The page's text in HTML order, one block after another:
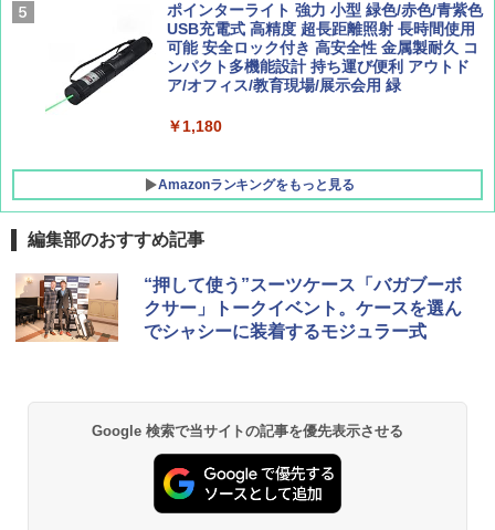
[キャンパーズコレクション 山善] 傘みたいに
広げるだけ パッとサッとテント キューブ ブ
ラックコーティング フルクローズ メッシュ 3
人用 簡単設置 ポップアップテント PATC-15
0B エクルベージュ
￥10,990
ポインターライト 強力 小型 緑色/赤色/青紫色
USB充電式 高精度 超長距離照射 長時間使用
可能 安全ロック付き 高安全性 金属製耐久 コ
ンパクト多機能設計 持ち運び便利 アウトド
ア/オフィス/教育現場/展示会用 緑
￥1,180
Amazonランキングをもっと見る
編集部のおすすめ記事
“押して使う”スーツケース「バガブーボ
クサー」トークイベント。ケースを選ん
でシャシーに装着するモジュラー式
Google 検索で当サイトの記事を優先表示させる